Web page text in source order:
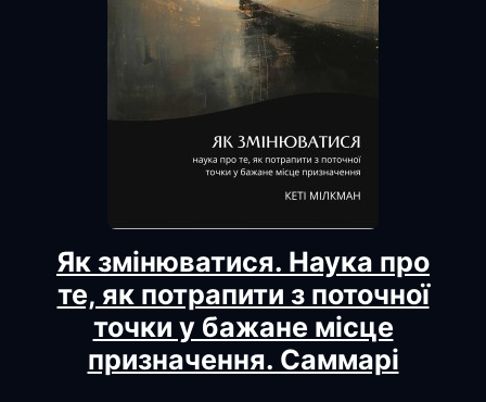
Як змінюватися. Наука про
те, як потрапити з поточної
точки у бажане місце
призначення. Саммарі